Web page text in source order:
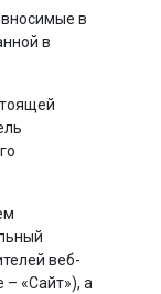
вносимые в
в
веб-
– «Сайт»), а